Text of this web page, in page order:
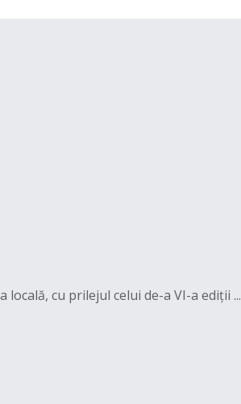
cu prilejul celui de-a VI-a ediții ...